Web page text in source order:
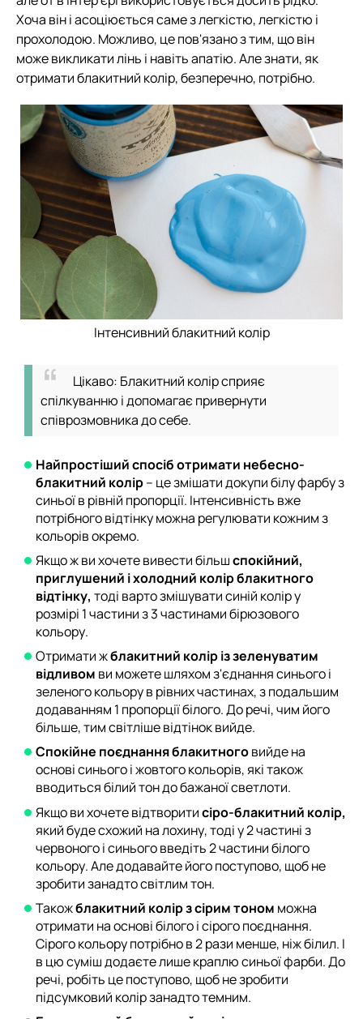
Хоча він і асоціюється саме з легкістю, легкістю і
прохолодою. Можливо, це пов'язано з тим, що він
може викликати лінь і навіть апатію. Але знати, як
отримати блакитний колір, безперечно, потрібно.
Інтенсивний блакитний колір
Цікаво: Блакитний колір сприяє
спілкуванню і допомагає привернути
співрозмовника до себе.
Найпростіший спосіб отримати небесно-
блакитний колір– це змішати докупи білу фарбу з
синьої в рівній пропорції. Інтенсивність вже
потрібного відтінку можна регулювати кожним з
кольорів окремо.
Якщо ж ви хочете вивести більшспокійний,
приглушений і холодний колір блакитного
відтінку, тоді варто змішувати синій колір у
розмірі 1 частини з 3 частинами бірюзового
кольору.
Отримати жблакитний колір із зеленуватим
відливом ви можете шляхом з'єднання синього і
зеленого кольору в рівних частинах, з подальшим
додаванням 1 пропорції білого. До речі, чим його
більше, тим світліше відтінок вийде.
Спокійне поєднання блакитноговийде на
основі синього і жовтого кольорів, які також
вводиться білий тон до бажаної светлоти.
Якщо ви хочете відтворитисіро-блакитний колір,
який буде схожий на лохину, тоді у 2 частині з
червоного і синього введіть 2 частини білого
кольору. Але додавайте його поступово, щоб не
зробити занадто світлим тон.
Такожблакитний колір з сірим тоном можна
отримати на основі білого і сірого поєднання.
Сірого кольору потрібно в 2 рази менше, ніж білил. І
в цю суміш додаєте лише краплю синьої фарби. До
речі, робіть це поступово, щоб не зробити
підсумковий колір занадто темним.